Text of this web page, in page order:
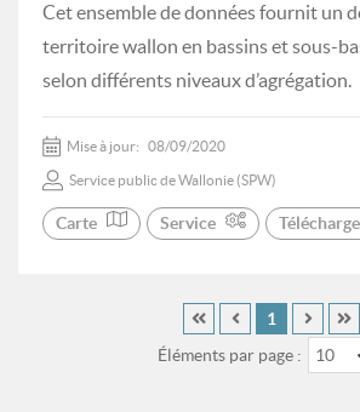
Cet ensemble de données fournit un
territoire wallon en bassins et sous-
selon différents niveaux d’agrégation.
Mise à jour: 08/09/2020
Service public de Wallonie (SPW)
Carte Service
Éléments par page : 10
1